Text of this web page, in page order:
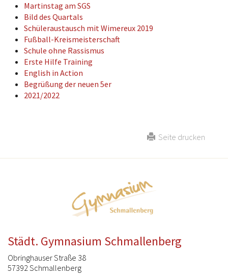
Martinstag am SGS
Bild des Quartals
Schüleraustausch mit Wimereux 2019
Fußball-Kreismeisterschaft
Schule ohne Rassismus
Erste Hilfe Training
English in Action
Begrüßung der neuen 5er
2021/2022
Seite drucken
Städt. Gymnasium Schmallenberg
Obringhauser Straße 38
57392 Schmallenberg